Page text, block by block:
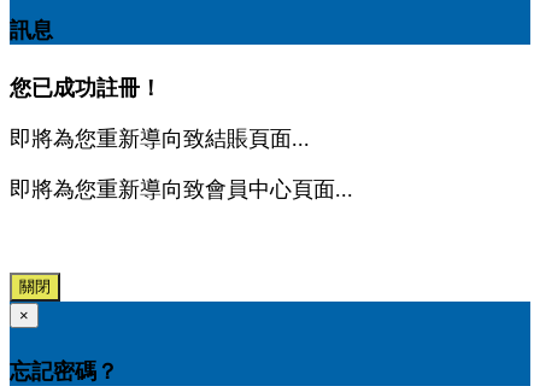
訊息
您已成功註冊！
即將為您重新導向致結賬頁面...
即將為您重新導向致會員中心頁面...
關閉
×
忘記密碼？